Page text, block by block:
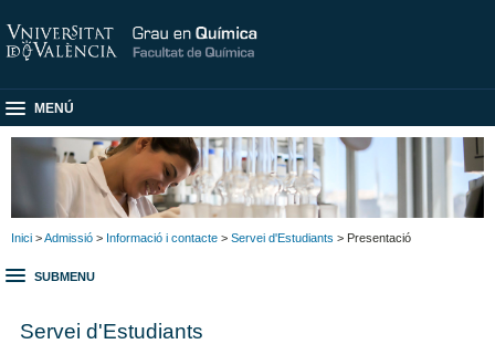
MENÚ
Inici >Admissió > Informació i contacte > Servei d'Estudiants > Presentació
SUBMENU
Servei d'Estudiants